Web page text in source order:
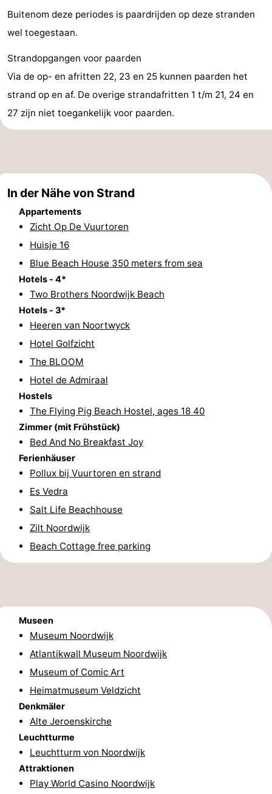
Schwimmbader
-
Wandern
-
Golfplatze
-
Sportangeln
und
trinken
Veranstaltungen
Praktisch
Forum
Route
Parken
Reisebuchshop
Medizin
Nordholland
Natur
Schoorlse
Duinen
Bergen
Bergen
aan
Zee
Noordhollands
duinreservaat
Wijk
Zee
Natur
Zuid-
Kennermerland
Amsterdam
Haarlem
Zandvoort
Südholland
Buitenom deze periodes is paardrijden op deze stranden
wel toegestaan.
Strandopgangen voor paarden
Via de op- en afritten 22, 23 en 25 kunnen paarden het
strand op en af. De overige strandafritten 1 t/m 21, 24 en
27 zijn niet toegankelijk voor paarden.
In der Nähe von Strand
Appartements
Zicht Op De Vuurtoren
Huisje 16
Blue Beach House 350 meters from sea
Hotels - 4*
Two Brothers Noordwijk Beach
Hotels - 3*
Heeren van Noortwyck
Hotel Golfzicht
The BLOOM
Hotel de Admiraal
Hostels
The Flying Pig Beach Hostel, ages 18 40
Zimmer (mit Frühstück)
Bed And No Breakfast Joy
Ferienhäuser
Pollux bij Vuurtoren en strand
Es Vedra
Salt Life Beachhouse
Zilt Noordwijk
Beach Cottage free parking
Museen
Museum Noordwijk
Atlantikwall Museum Noordwijk
Museum of Comic Art
Heimatmuseum Veldzicht
Denkmäler
Alte Jeroenskirche
Leuchtturme
Leuchtturm von Noordwijk
Attraktionen
Play World Casino Noordwijk